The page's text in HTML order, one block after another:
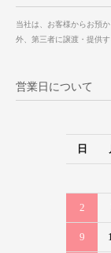
当社は、お客様からお預
外、第三者に譲渡・提供
営業日について
日
2
9